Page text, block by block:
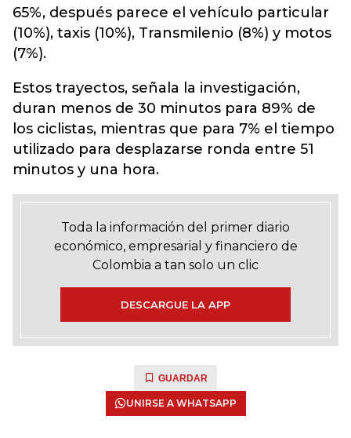
65%, después parece el vehículo particular
(10%), taxis (10%), Transmilenio (8%) y motos
(7%).
Estos trayectos, señala la investigación,
duran menos de 30 minutos para 89% de
los ciclistas, mientras que para 7% el tiempo
utilizado para desplazarse ronda entre 51
minutos y una hora.
Toda la información del primer diario
económico, empresarial y financiero de
Colombia a tan solo un clic
DESCARGUE LA APP
GUARDAR
UNIRSE A WHATSAPP